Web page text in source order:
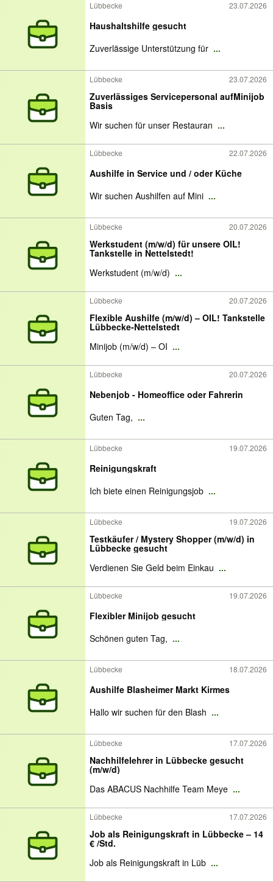
Lübbecke 23.07.2026
Haushaltshilfe gesucht
Zuverlässige Unterstützung für ...
Lübbecke 23.07.2026
Zuverlässiges Servicepersonal aufMinijob
Basis
Wir suchen für unser Restauran ...
Lübbecke 22.07.2026
Aushilfe in Service und / oder Küche
Wir suchen Aushilfen auf Mini ...
Lübbecke 20.07.2026
Werkstudent (m/w/d) für unsere OIL!
Tankstelle in Nettelstedt!
Werkstudent (m/w/d) ...
Lübbecke 20.07.2026
Flexible Aushilfe (m/w/d) – OIL! Tankstelle
Lübbecke-Nettelstedt
Minijob (m/w/d) – OI ...
Lübbecke 20.07.2026
Nebenjob - Homeoffice oder Fahrerin
Guten Tag, ...
Lübbecke 19.07.2026
Reinigungskraft
Ich biete einen Reinigungsjob ...
Lübbecke 19.07.2026
Testkäufer / Mystery Shopper (m/w/d) in
Lübbecke gesucht
Verdienen Sie Geld beim Einkau ...
Lübbecke 19.07.2026
Flexibler Minijob gesucht
Schönen guten Tag, ...
Lübbecke 18.07.2026
Aushilfe Blasheimer Markt Kirmes
Hallo wir suchen für den Blash ...
Lübbecke 17.07.2026
Nachhilfelehrer in Lübbecke gesucht
(m/w/d)
Das ABACUS Nachhilfe Team Meye ...
Lübbecke 17.07.2026
Job als Reinigungskraft in Lübbecke – 14
€ /Std.
Job als Reinigungskraft in Lüb ...